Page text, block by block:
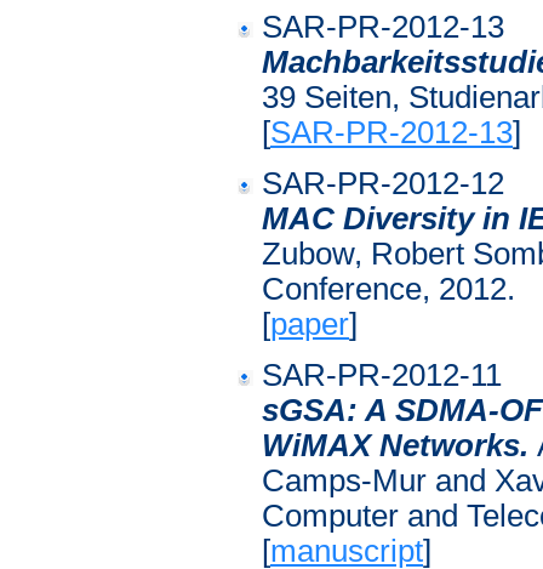
SAR-PR-2012-13
39 Seiten,
[SAR-PR-2012-13]
SAR-PR-2012-12
MAC Diversity in
Zubow, Robert
Conference, 2012.
[paper]
SAR-PR-2012-11
sGSA: A SDMA-
WiMAX Networks.
Camps-Mur and
Computer and
[manuscript]